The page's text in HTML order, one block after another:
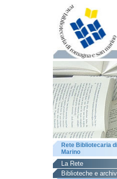
Rete Bibliotecaria
Marino
La Rete
Biblioteche e